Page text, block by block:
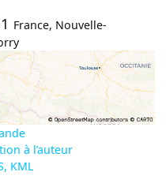
France, Nouvelle-
à l’auteur
KML